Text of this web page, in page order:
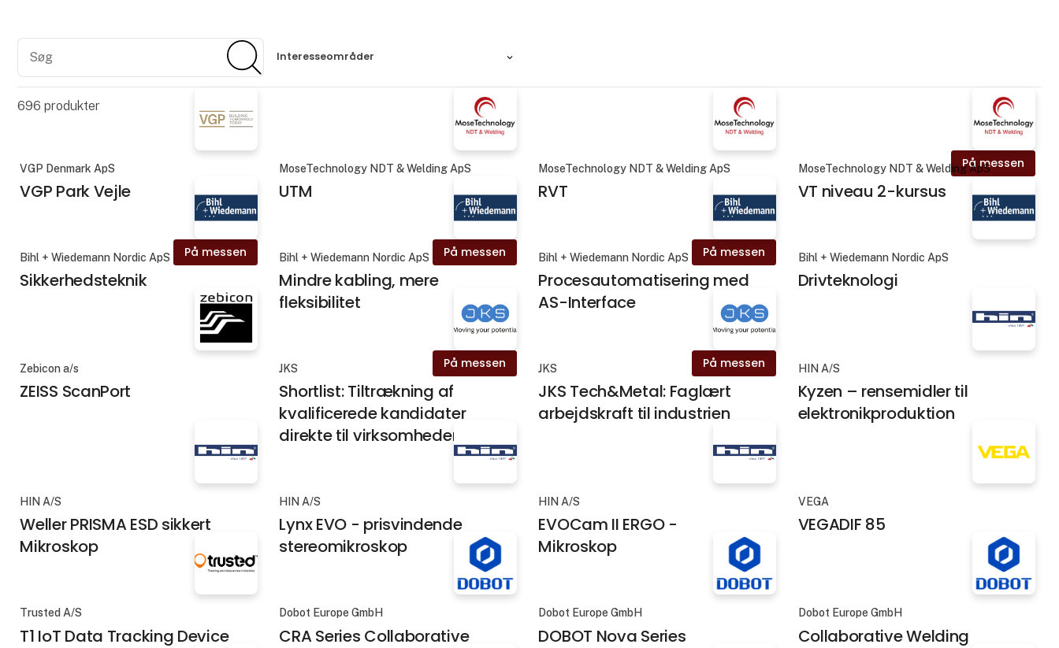
Søg
Interesseområder
696 produkter
VGP Denmark ApS
VGP Park Vejle
MoseTechnology NDT & Welding ApS
UTM
MoseTechnology NDT & Welding ApS
RVT
På messen
MoseTechnology NDT & Welding ApS
VT niveau 2-kursus
På messen
Bihl + Wiedemann Nordic ApS
Sikkerhedsteknik
På messen
Bihl + Wiedemann Nordic ApS
Mindre kabling, mere
fleksibilitet
På messen
Bihl + Wiedemann Nordic ApS
Procesautomatisering med
AS-Interface
Bihl + Wiedemann Nordic ApS
Drivteknologi
Zebicon a/s
ZEISS ScanPort
På messen
JKS
Shortlist: Tiltrækning af
kvalificerede kandidater
direkte til virksomhederne
På messen
JKS
JKS Tech&Metal: Faglært
arbejdskraft til industrien
HIN A/S
Kyzen – rensemidler til
elektronikproduktion
HIN A/S
Weller PRISMA ESD sikkert
Mikroskop
HIN A/S
Lynx EVO - prisvindende
stereomikroskop
HIN A/S
EVOCam II ERGO -
Mikroskop
VEGA
VEGADIF 85
Trusted A/S
T1 IoT Data Tracking Device
Dobot Europe GmbH
CRA Series Collaborative
Dobot Europe GmbH
DOBOT Nova Series
Dobot Europe GmbH
Collaborative Welding